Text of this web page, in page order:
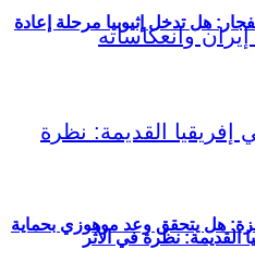
غزة: هل يتحقق وعد موهوزي بحماية
هل تدخل إثيوبيا مرحلة إعادة
القديمة: نظرة في الأثر